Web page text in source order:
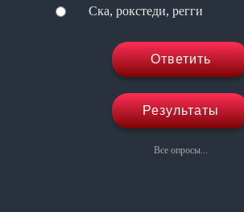
Ска, рокстеди, регги
Ответить
Результаты
Все опросы...